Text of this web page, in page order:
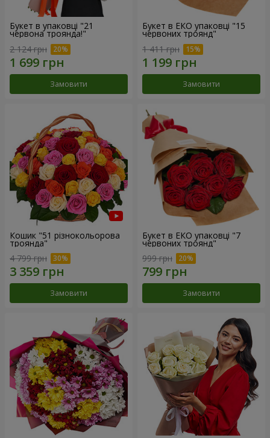
Букет в упаковці "21
червона троянда!"
2 124 грн
Замовити
Букет в ЕКО упаковці "15
червоних троянд"
1 411 грн
Замовити
Кошик "51 різнокольорова
троянда"
4 799 грн
Замовити
Букет в ЕКО упаковці "7
червоних троянд"
999 грн
Замовити